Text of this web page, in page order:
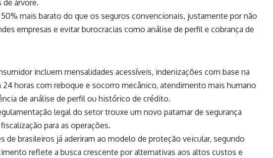
de árvore.
mais barato do que os seguros convencionais, justamente por não
empresas e evitar burocracias como análise de perfil e cobrança de
incluem mensalidades acessíveis, indenizações com base na
24 horas com reboque e socorro mecânico, atendimento mais humano
de análise de perfil ou histórico de crédito.
legal do setor trouxe um novo patamar de segurança
para as operações.
de brasileiros já aderiram ao modelo de proteção veicular, segundo
reflete a busca crescente por alternativas aos altos custos e